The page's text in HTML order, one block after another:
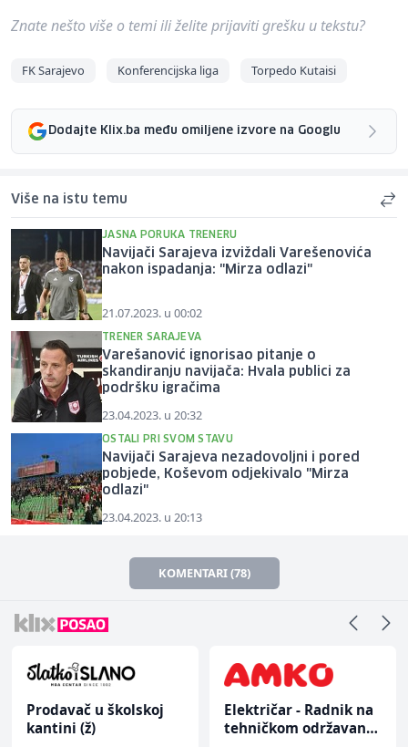
Znate nešto više o temi ili želite prijaviti grešku u tekstu?
FK Sarajevo Konferencijska liga Torpedo Kutaisi
Dodajte Klix.ba među omiljene izvore na Googlu
Više na istu temu
JASNA PORUKA TRENERU
Navijači Sarajeva izviždali Varešenovića
nakon ispadanja: "Mirza odlazi"
21.07.2023. u 00:02
TRENER SARAJEVA
Varešanović ignorisao pitanje o
skandiranju navijača: Hvala publici za
podršku igračima
23.04.2023. u 20:32
OSTALI PRI SVOM STAVU
Navijači Sarajeva nezadovoljni i pored
pobjede, Koševom odjekivalo "Mirza
odlazi"
23.04.2023. u 20:13
KOMENTARI (78)
Prodavač u školskoj
kantini (ž)
Električar - Radnik na
tehničkom održavanju